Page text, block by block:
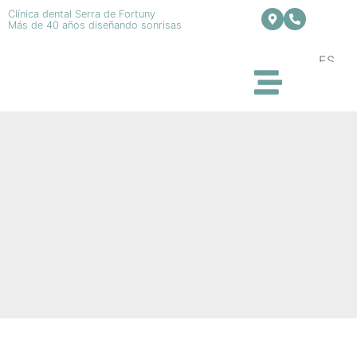
Clínica dental Serra de Fortuny
Más de 40 años diseñando sonrisas
ES